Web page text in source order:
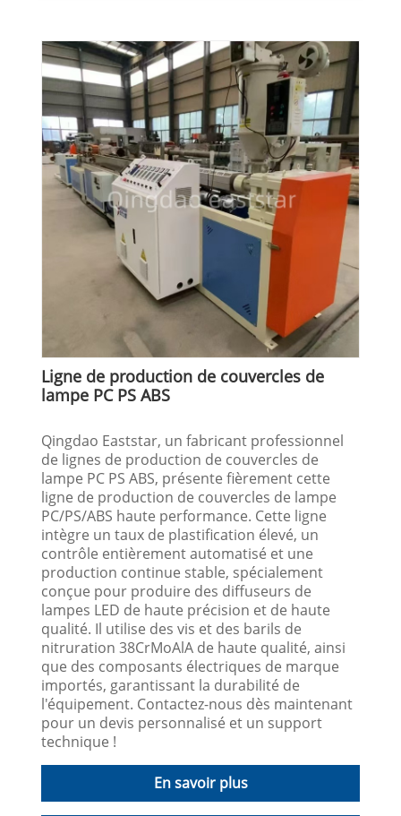
Ligne de production de couvercles de
lampe PC PS ABS
Qingdao Eaststar, un fabricant professionnel
de lignes de production de couvercles de
lampe PC PS ABS, présente fièrement cette
ligne de production de couvercles de lampe
PC/PS/ABS haute performance. Cette ligne
intègre un taux de plastification élevé, un
contrôle entièrement automatisé et une
production continue stable, spécialement
conçue pour produire des diffuseurs de
lampes LED de haute précision et de haute
qualité. Il utilise des vis et des barils de
nitruration 38CrMoAlA de haute qualité, ainsi
que des composants électriques de marque
importés, garantissant la durabilité de
l'équipement. Contactez-nous dès maintenant
pour un devis personnalisé et un support
technique !
En savoir plus